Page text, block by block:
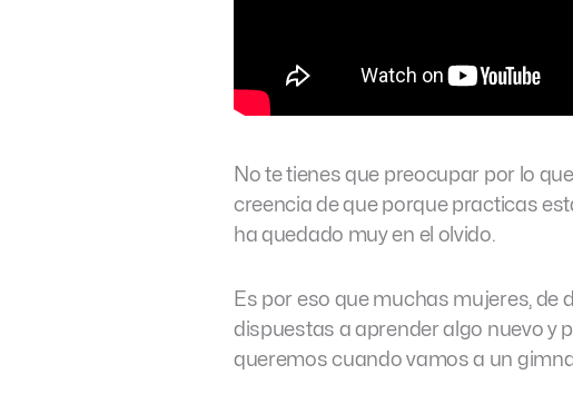
No te tienes que preocupar por lo
creencia de que porque practicas
ha quedado muy en el olvido.
Es por eso que muchas mujeres, de
dispuestas a aprender algo nuevo y
queremos cuando vamos a un